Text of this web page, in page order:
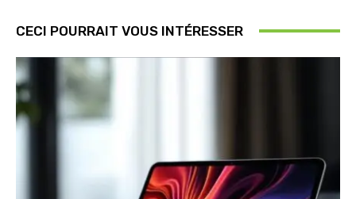
CECI POURRAIT VOUS INTÉRESSER